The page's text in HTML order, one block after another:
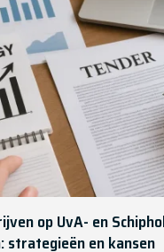
op UvA- en
strategieën en kansen